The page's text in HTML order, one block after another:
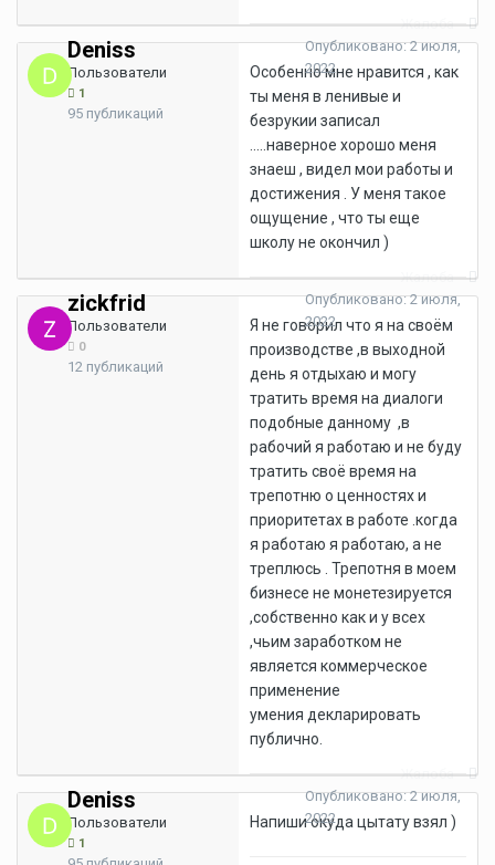
Deniss
Пользователи
1
95 публикаций
Жалоба
Опубликовано:2 июля,
2022
Особенно мне нравится , как
ты меня в ленивые и
безрукии записал
.....наверное хорошо меня
знаеш , видел мои работы и
достижения . У меня такое
ощущение , что ты еще
школу не окончил )
zickfrid
Пользователи
0
12 публикаций
Жалоба
Опубликовано:2 июля,
2022
Я не говорил что я на своём
производстве ,в выходной
день я отдыхаю и могу
тратить время на диалоги
подобные данному ,в
рабочий я работаю и не буду
тратить своё время на
трепотню о ценностях и
приоритетах в работе .когда
я работаю я работаю, а не
треплюсь . Трепотня в моем
бизнесе не монетезируется
,собственно как и у всех
,чьим заработком не
является коммерческое
применение
умения декларировать
публично.
Deniss
Пользователи
1
Жалоба
Опубликовано:2 июля,
2022
Напиши окуда цытату взял )